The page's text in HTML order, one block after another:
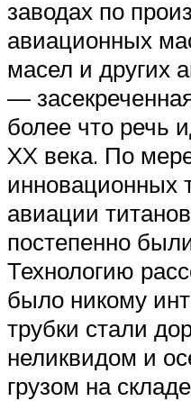
заводах по
авиационных
масел и других
—
более что речь
XX века. По
инновационных
авиации
постепенно
Технологию
было никому
трубки стали
неликвидом и
грузом на